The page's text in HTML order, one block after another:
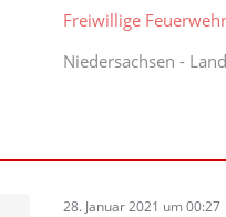
Freiwillige
Niedersachsen -
28. Januar 2021 um 00:27